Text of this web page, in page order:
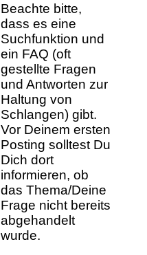
Beachte bitte,
dass es eine
Suchfunktion und
ein FAQ (oft
gestellte Fragen
und Antworten zur
Haltung von
Schlangen) gibt.
Vor Deinem ersten
Posting solltest Du
Dich dort
informieren, ob
das Thema/Deine
Frage nicht bereits
abgehandelt
wurde.